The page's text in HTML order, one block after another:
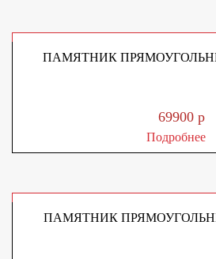
ПАМЯТНИК
69900 р
Подробнее
ПАМЯТНИК